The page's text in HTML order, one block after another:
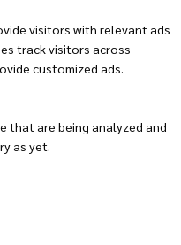
visitors with relevant ads
track visitors across
customized ads.
that are being analyzed and
as yet.